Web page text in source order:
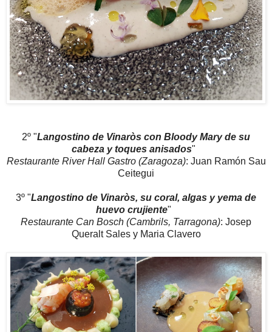
2º "Langostino de Vinaròs con Bloody Mary de su
cabeza y toques anisados"
Restaurante River Hall Gastro (Zaragoza): Juan Ramón Sau
Ceitegui
3º "Langostino de Vinaròs, su coral, algas y yema de
huevo crujiente"
Restaurante Can Bosch (Cambrils, Tarragona): Josep
Queralt Sales y Maria Clavero